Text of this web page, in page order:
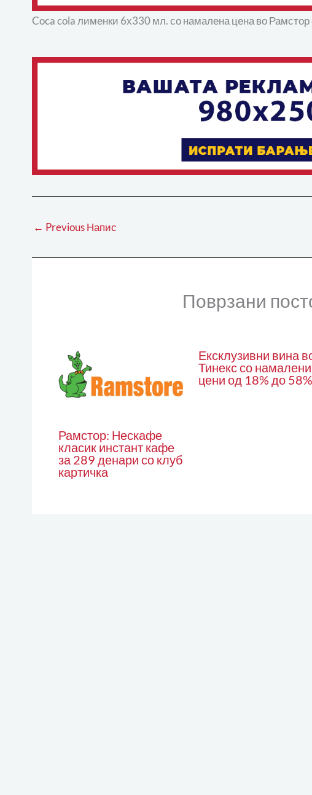
Coca cola лименки 6х330 мл. со намалена цена во
← Previous Напис
Поврзани
Рамстор: Нескафе
класик инстант кафе
за 289 денари со клуб
картичка
Ексклузивни вина
Тинекс со намалени
цени од 18% до